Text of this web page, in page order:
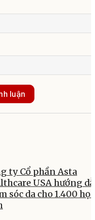
luận
ty Cổ phần Asta
USA hướng
sóc da cho 1.400 học